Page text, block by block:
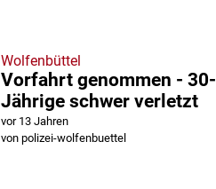
Wolfenbüttel
Vorfahrt genommen - 30-
Jährige schwer verletzt
vor 13 Jahren
von polizei-wolfenbuettel